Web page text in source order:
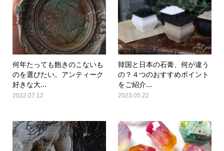
何年たっても飽きのこないも
のを選びたい。アンティーク
好きな大...
2022.07.12
韓国と日本の石膏、何が違う
の？４つのおすすめポイント
をご紹介...
2023.05.22